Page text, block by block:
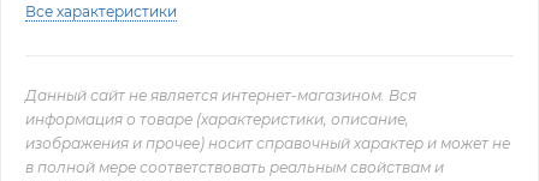
Все характеристики
Данный сайт не является интернет-магазином. Вся
информация о товаре (характеристики, описание,
изображения и прочее) носит справочный характер и может не
в полной мере соответствовать реальным свойствам и